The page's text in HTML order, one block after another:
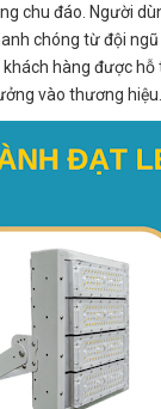
chu đáo. Người
chóng từ đội
hàng được
vào thương hiệu.